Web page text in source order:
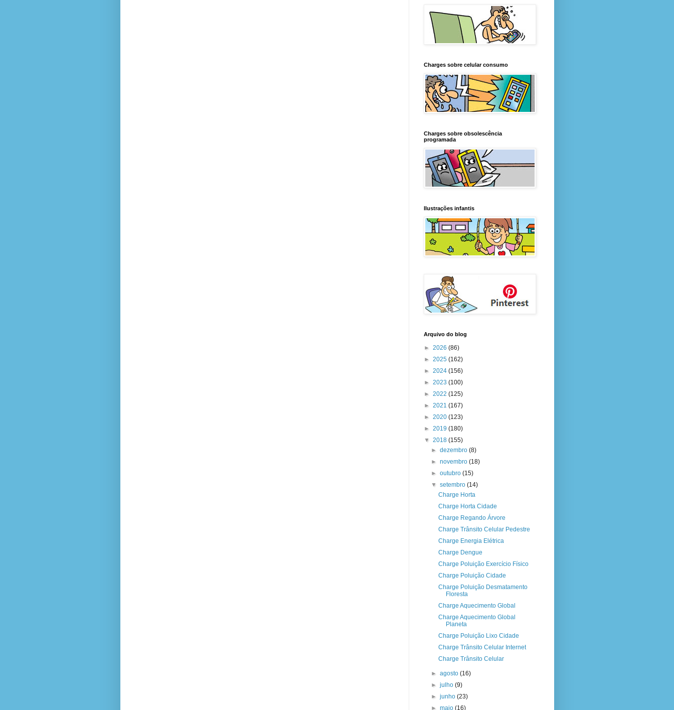
Charges sobre celular consumo
Charges sobre obsolescência
programada
Ilustrações infantis
Arquivo do blog
► 2026 (86)
► 2025 (162)
► 2024 (156)
► 2023 (100)
► 2022 (125)
► 2021 (167)
► 2020 (123)
► 2019 (180)
▼ 2018 (155)
► dezembro (8)
► novembro (18)
► outubro (15)
▼ setembro (14)
Charge Horta
Charge Horta Cidade
Charge Regando Árvore
Charge Trânsito Celular Pedestre
Charge Energia Elétrica
Charge Dengue
Charge Poluição Exercício Físico
Charge Poluição Cidade
Charge Poluição Desmatamento
Floresta
Charge Aquecimento Global
Charge Aquecimento Global
Planeta
Charge Poluição Lixo Cidade
Charge Trânsito Celular Internet
Charge Trânsito Celular
► agosto (16)
► julho (9)
► junho (23)
► maio (16)